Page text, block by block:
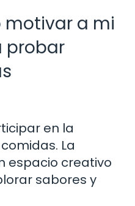
motivar a mi
probar
en la
La
espacio creativo
sabores y